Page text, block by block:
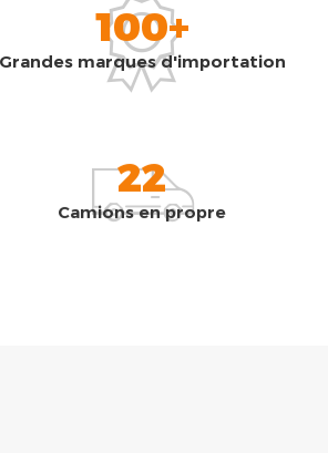
100+
Grandes marques d'importation
22
Camions en propre